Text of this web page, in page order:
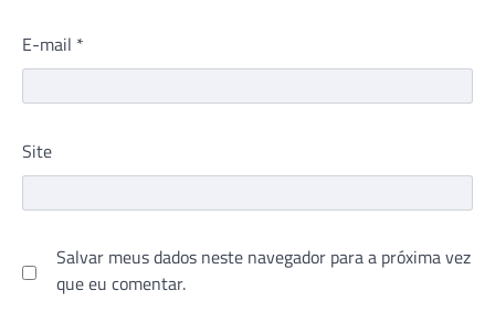
E-mail *
Site
Salvar meus dados neste navegador para a próxima vez
que eu comentar.